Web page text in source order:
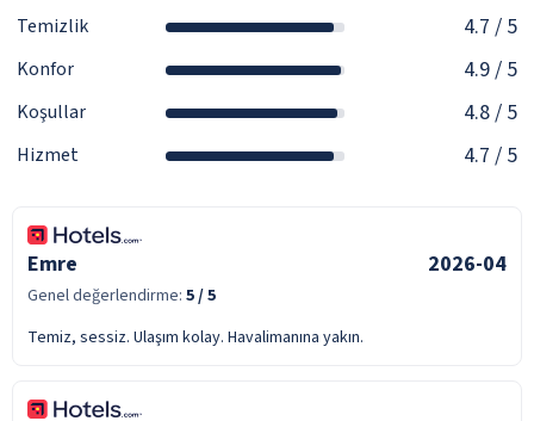
Temizlik 4.7 / 5
Konfor 4.9/ 5
Koşullar 4.8/ 5
Hizmet 4.7 / 5
Emre 2026-04
Genel değerlendirme: 5/ 5
Temiz, sessiz. Ulaşım kolay. Havalimanına yakın.